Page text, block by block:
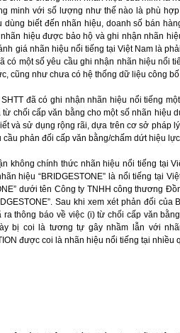
minh với số lượng như thế nào là phù
biết đến nhãn hiệu, doanh số bán
hiệu được bảo hộ và ghi nhận nhãn
giá nhãn hiệu nổi tiếng tại Việt Nam là
có một số yêu cầu ghi nhận nhãn hiệu nổi
cũng như chưa có hệ thống dữ liệu công
đã có ghi nhận nhãn hiệu nổi tiếng
từ chối cấp văn bằng cho một số nhãn
và sử dụng rộng rãi, dựa trên cơ sở pháp
cầu phản đối cấp văn bằng/chấm dứt hiệu
không chính thức nhãn hiệu nổi tiếng tại
hiệu “BRIDGESTONE” là nổi tiếng tại
dưới tên Công ty TNHH công thương
Sau khi xem xét phản đối
ra thông báo về việc (i) từ chối cấp văn
bị coi là tương tự gây nhầm lẫn với nhãn
được coi là nhãn hiệu nổi tiếng tại